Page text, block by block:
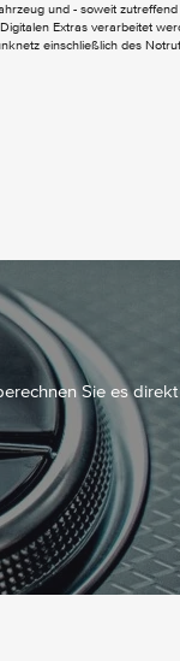
Sportlenkrad
Metallstruktur
mit Mercedes-
- beleuchtet
für Fahrer und
und - soweit zutreffend
Extras verarbeitet
einschließlich des
Sie es